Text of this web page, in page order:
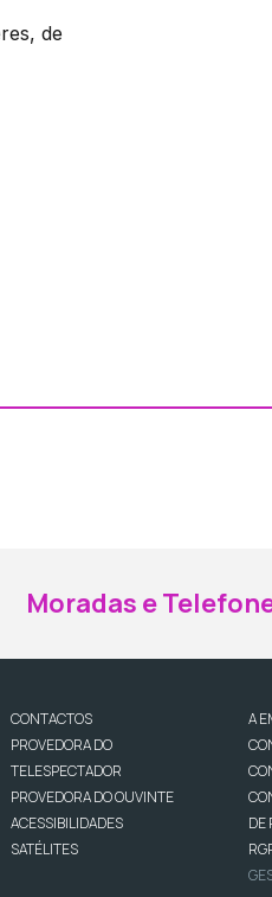
de
ao Facebook
ao
Moradas e
CONTACTOS
PROVEDORA DO
TELESPECTADOR
PROVEDORA DO OUVINTE
ACESSIBILIDADES
SATÉLITES
A
DE